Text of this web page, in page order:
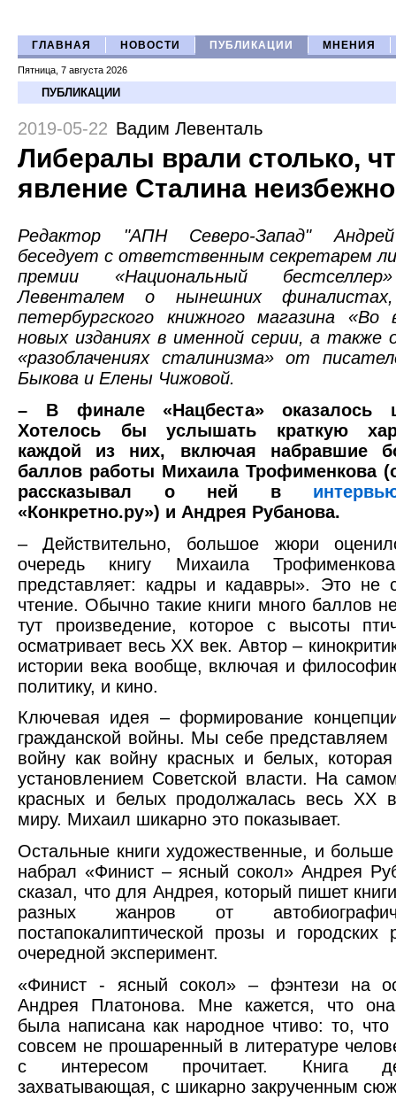
ГЛАВНАЯ НОВОСТИ ПУБЛИКАЦИИ МНЕНИЯ
Пятница, 7 августа 2026
ПУБЛИКАЦИИ
2019-05-22 Вадим Левенталь
Либералы врали столько,
явление Сталина неизбежно
Редактор "АПН Северо-Запад"
беседует с ответственным секретарем
премии «Национальный
Левенталем о нынешних
петербургского книжного магазина «Во
новых изданиях в именной серии, а также
«разоблачениях сталинизма» от
Быкова и Елены Чижовой.
– В финале «Нацбеста» оказалось
Хотелось бы услышать краткую
каждой из них, включая набравшие
баллов работы Михаила Трофименкова
рассказывал о ней в
«Конкретно.ру») и Андрея Рубанова.
– Действительно, большое жюри
очередь книгу Михаила
представляет: кадры и кадавры». Это не
чтение. Обычно такие книги много баллов
тут произведение, которое с высоты
осматривает весь ХХ век. Автор –
истории века вообще, включая и
политику, и кино.
Ключевая идея – формирование
гражданской войны. Мы себе представляем
войну как войну красных и белых, которая
установлением Советской власти. На
красных и белых продолжалась весь ХХ
миру. Михаил шикарно это показывает.
Остальные книги художественные, и больше
набрал «Финист – ясный сокол» Андрея
сказал, что для Андрея, который пишет
разных жанров от
постапокалиптической прозы и городских
очередной эксперимент.
«Финист - ясный сокол» – фэнтези на
Андрея Платонова. Мне кажется, что
была написана как народное чтиво: то,
совсем не прошаренный в литературе
с интересом прочитает. Книга
захватывающая, с шикарно закрученным